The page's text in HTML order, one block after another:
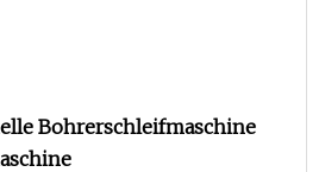
Bohrerschleifmaschine